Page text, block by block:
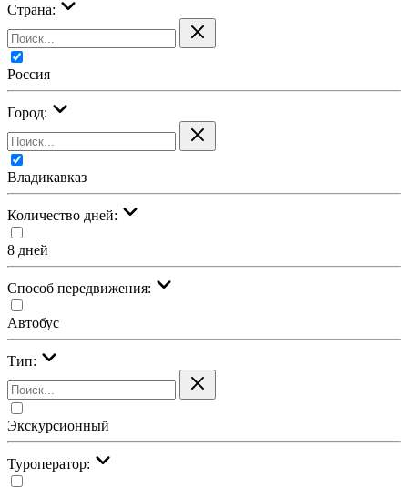
Страна:
Россия
Город:
Владикавказ
Количество дней:
8 дней
Cпособ передвижения:
Автобус
Тип:
Экскурсионный
Туроператор: